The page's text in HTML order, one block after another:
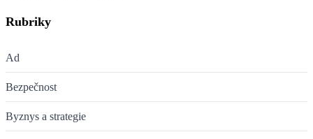
Rubriky
Ad
Bezpečnost
Byznys a strategie